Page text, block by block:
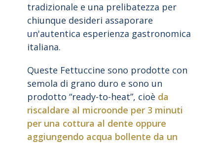
tradizionale e una prelibatezza per
chiunque desideri assaporare
un'autentica esperienza gastronomica
italiana.
Queste Fettuccine sono prodotte con
semola di grano duro e sono un
prodotto “ready-to-heat”, cioè da
riscaldare al microonde per 3 minuti
per una cottura al dente oppure
aggiungendo acqua bollente da un